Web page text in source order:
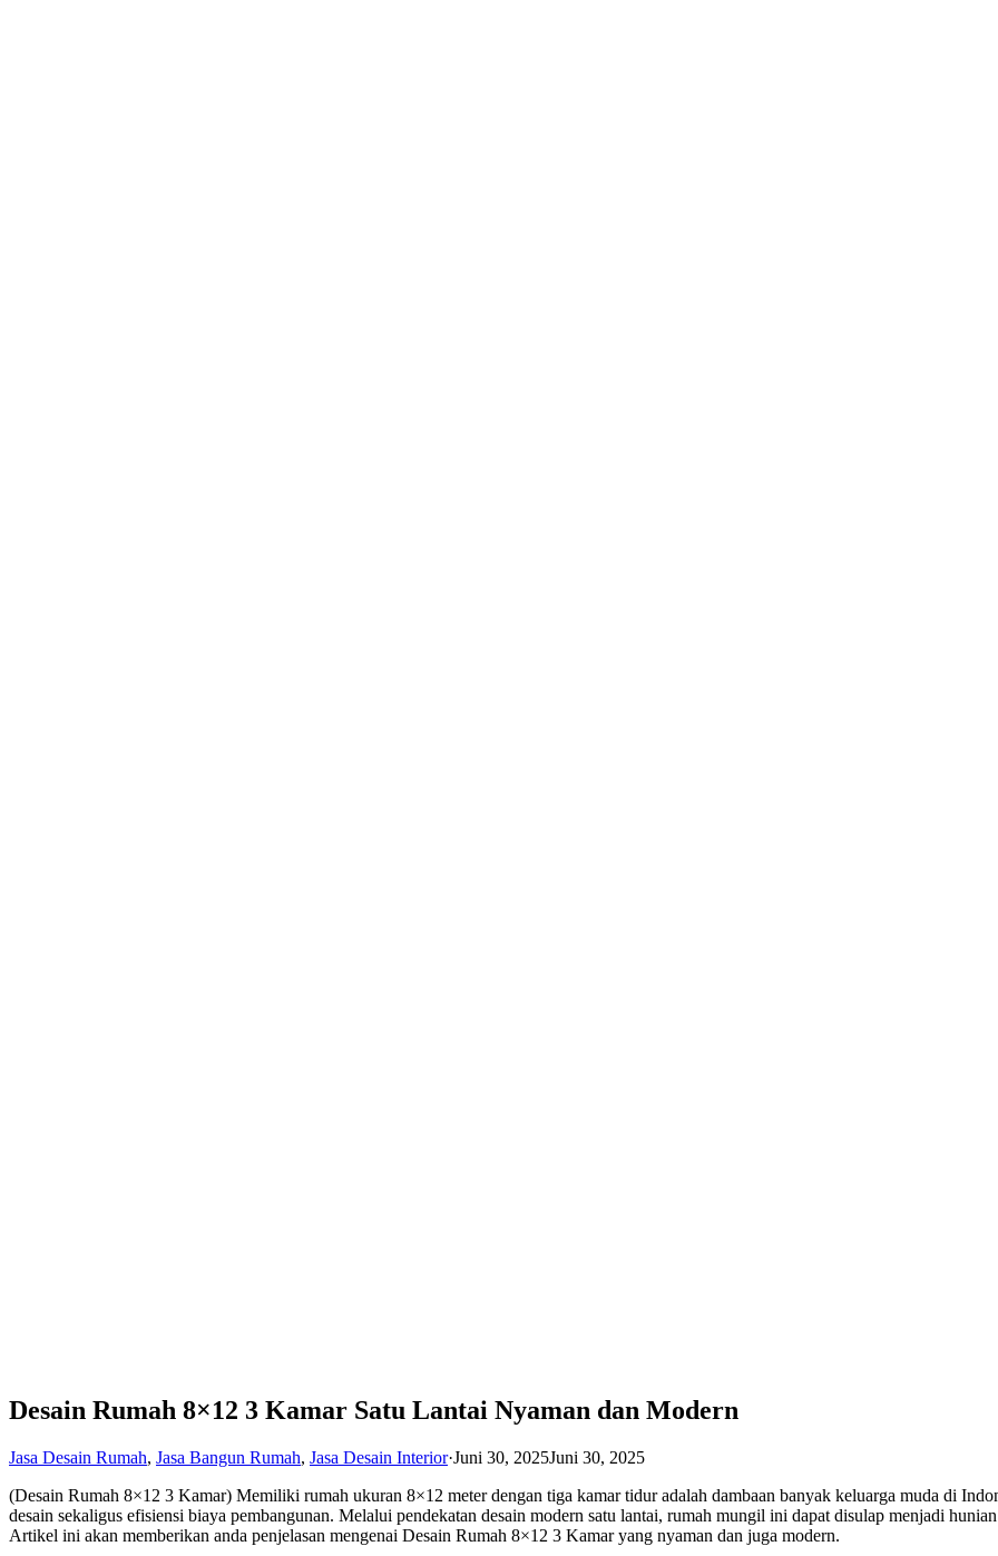
Desain Rumah 8×12 3 Kamar Satu Lantai Nyaman dan Modern
Jasa Desain Rumah, Jasa Bangun Rumah, Jasa Desain Interior·Juni 30, 2025Juni 30, 2025
(Desain Rumah 8×12 3 Kamar) Memiliki rumah ukuran 8×12 meter dengan tiga kamar tidur adalah dambaan banyak keluarga muda di
desain sekaligus efisiensi biaya pembangunan. Melalui pendekatan desain modern satu lantai, rumah mungil ini dapat disulap menjadi
Artikel ini akan memberikan anda penjelasan mengenai Desain Rumah 8×12 3 Kamar yang nyaman dan juga modern.